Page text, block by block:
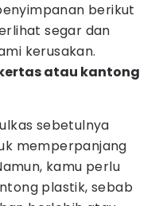
berikut
segar dan
kerusakan.
atau kantong
sebetulnya
memperpanjang
kamu perlu
plastik, sebab